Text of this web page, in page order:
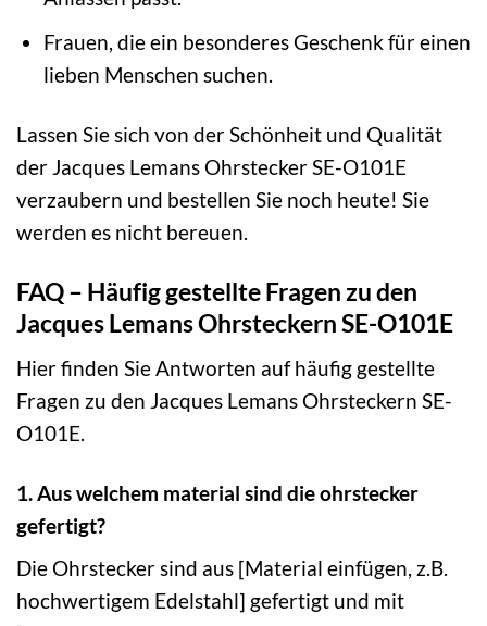
Frauen, die ein besonderes Geschenk für einen
lieben Menschen suchen.
Lassen Sie sich von der Schönheit und Qualität
der Jacques Lemans Ohrstecker SE-O101E
verzaubern und bestellen Sie noch heute! Sie
werden es nicht bereuen.
FAQ – Häufig gestellte Fragen zu den
Jacques Lemans Ohrsteckern SE-O101E
Hier finden Sie Antworten auf häufig gestellte
Fragen zu den Jacques Lemans Ohrsteckern SE-
O101E.
1. Aus welchem material sind die ohrstecker
gefertigt?
Die Ohrstecker sind aus [Material einfügen, z.B.
hochwertigem Edelstahl] gefertigt und mit